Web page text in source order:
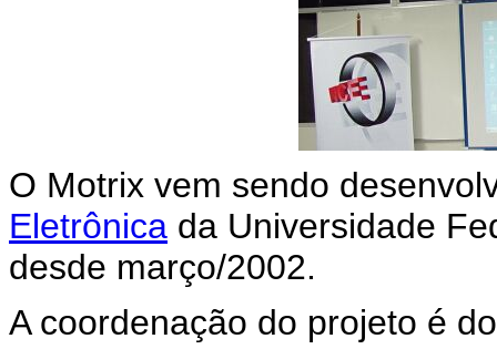
O Motrix vem sendo
Eletrônica da Universidade
desde março/2002.
A coordenação do projeto é